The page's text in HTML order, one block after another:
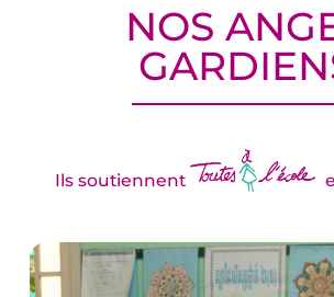
NOS
Ils soutiennent